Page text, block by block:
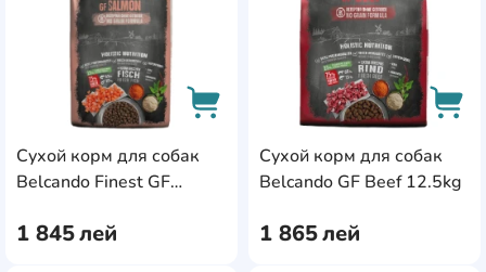
Сухой корм для собак
Belcando Finest GF
1 845лей
AddCardToCart
Сухой корм для собак
Belcando GF Beef 12.5kg
1 865лей